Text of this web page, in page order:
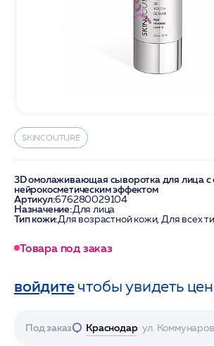
SKINCOUTURE
3D омолаживающая сыворотка для лица с
нейрокосметическим эффектом
Артикул:676280029104
Назначение:Для лица
Тип кожи:Для возрастной кожи, Для всех
Товара под заказ
войдитечтобы увидеть
Под заказ Краснодар ул.